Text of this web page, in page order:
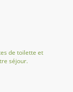
de toilette et
séjour.